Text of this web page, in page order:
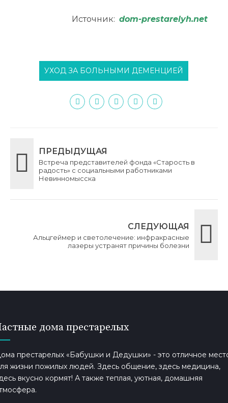
Источник: dom-prestarelyh.net
УХОД ЗА БОЛЬНЫМИ ДЕМЕНЦИЕЙ
ПРЕДЫДУЩАЯ
Встреча представителей фонда «Старость в
радость» с социальными работниками
Невинномысска
СЛЕДУЮЩАЯ
Альцгеймер и светолечение: инфракрасные
лазеры устранят причины болезни
дома престарелых
престарелых «Бабушки и Дедушки» - это отличное
жизни пожилых людей. Здесь общение, здесь медицина,
вкусно кормят! А также теплая, уютная, домашняя